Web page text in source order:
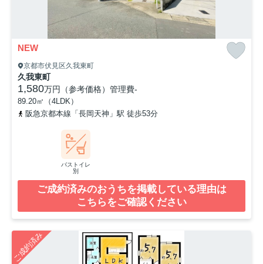
NEW
京都市伏見区久我東町
久我東町
1,580万円（参考価格） 管理費-
89.20㎡（4LDK）
阪急京都本線「長岡天神」駅 徒歩53分
バストイレ
別
ご成約済みのおうちを掲載している理由は
こちらをご確認ください
ご成約済み